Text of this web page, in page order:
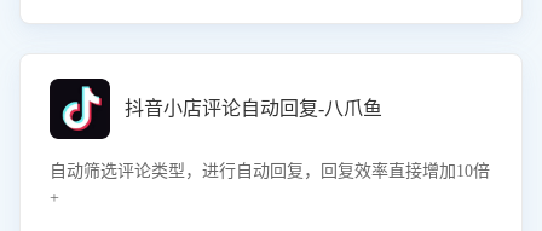
抖音小店评论自动回复-八爪鱼
自动筛选评论类型，进行自动回复，回复效率直接增加10倍
+